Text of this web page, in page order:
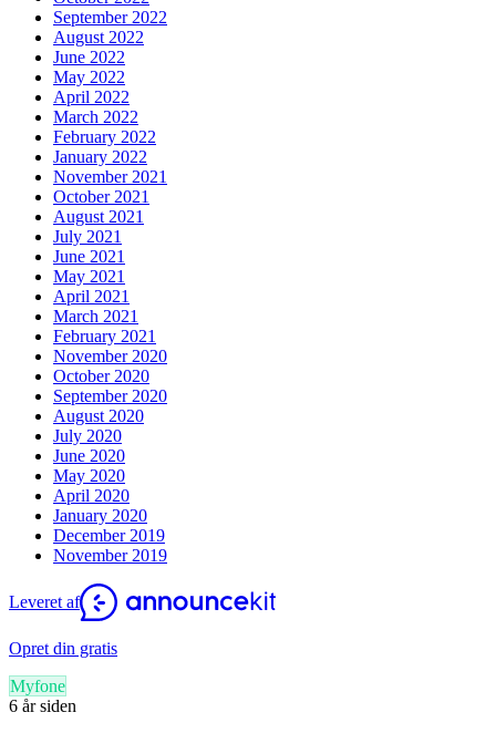
September 2022
August 2022
June 2022
May 2022
April 2022
March 2022
February 2022
January 2022
November 2021
October 2021
August 2021
July 2021
June 2021
May 2021
April 2021
March 2021
February 2021
November 2020
October 2020
September 2020
August 2020
July 2020
June 2020
May 2020
April 2020
January 2020
December 2019
November 2019
Leveret af
Opret din gratis
Myfone
6 år siden